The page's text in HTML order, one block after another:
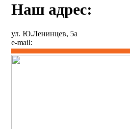
Наш адрес:
ул. Ю.Ленинцев, 5а
e-mail: